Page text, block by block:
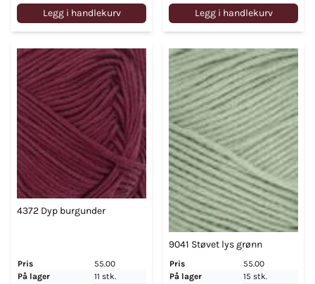
Legg i handlekurv Legg i handlekurv
4372 Dyp burgunder
Pris
55.00
På lager
11 stk.
9041 Støvet lys grønn
Pris
55.00
På lager
15 stk.